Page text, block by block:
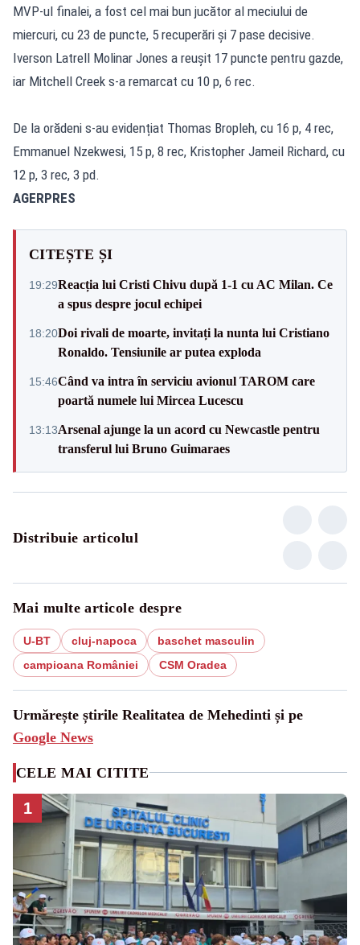
MVP-ul finalei, a fost cel mai bun jucător al meciului de
miercuri, cu 23 de puncte, 5 recuperări și 7 pase decisive.
Iverson Latrell Molinar Jones a reușit 17 puncte pentru gazde,
iar Mitchell Creek s-a remarcat cu 10 p, 6 rec.
De la orădeni s-au evidențiat Thomas Bropleh, cu 16 p, 4 rec,
Emmanuel Nzekwesi, 15 p, 8 rec, Kristopher Jameil Richard, cu
12 p, 3 rec, 3 pd.
AGERPRES
CITEȘTE ȘI
19:29Reacția lui Cristi Chivu după 1-1 cu AC Milan. Ce
a spus despre jocul echipei
18:20Doi rivali de moarte, invitați la nunta lui Cristiano
Ronaldo. Tensiunile ar putea exploda
15:46Când va intra în serviciu avionul TAROM care
poartă numele lui Mircea Lucescu
13:13Arsenal ajunge la un acord cu Newcastle pentru
transferul lui Bruno Guimaraes
Distribuie articolul
Mai multe articole despre
U-BT cluj-napoca
baschet masculin
campioana României
CSM Oradea
Urmărește știrile Realitatea de Mehedinti și pe
Google News
CELE MAI CITITE
1